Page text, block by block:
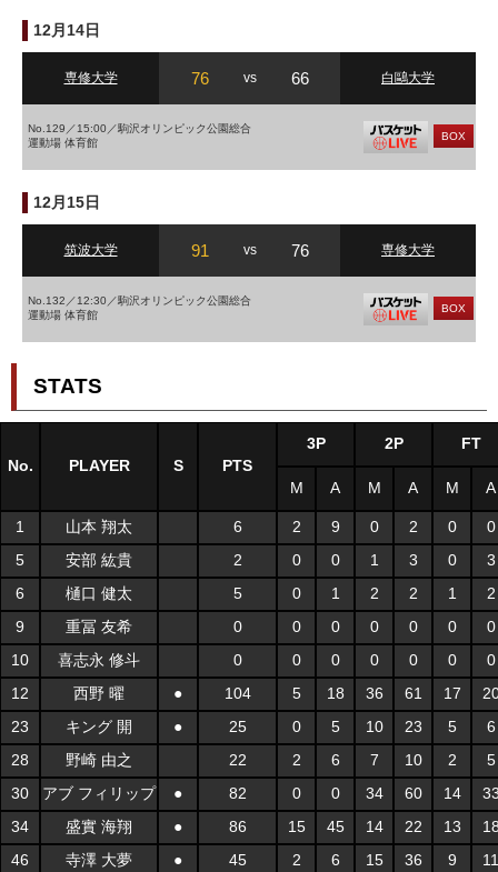
12月14日
専修大学 76 vs 66 白鷗大学
No.129／15:00／駒沢オリンピック公園総合
運動場 体育館
BOX
12月15日
筑波大学 91 vs 76 専修大学
No.132／12:30／駒沢オリンピック公園総合
運動場 体育館
BOX
STATS
No. PLAYER S PTS
3P 2P FT
M A M A M A
1 山本 翔太 6 2 9 0 2 0
0
5
安部 紘貴 2 0 0 1 3 0
3
6
樋口 健太 5 0 1 2 2 1
2
9
重冨 友希 0 0 0 0 0 0
0
10
喜志永 修斗 0 0 0 0 0 0
0
12
西野 曜 ● 104 5 18 36 61 17
23
キング 開 ● 25 0 5 10 23 5
6
28
野崎 由之 22 2 6 7 10 2
5
30
アブ フィリップ ● 82 0 0 34 60 14
34
盛實 海翔 ● 86 15 45 14 22 13
46
寺澤 大夢 ● 45 2 6 15 36 9 11